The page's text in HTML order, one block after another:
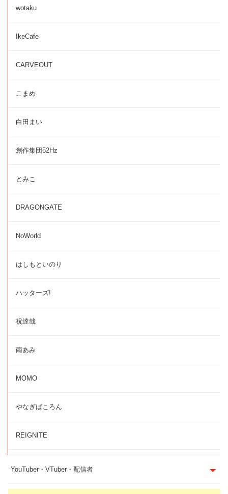
wotaku
IkeCafe
CARVEOUT
こまめ
白田まい
創作集団52Hz
とみこ
DRAGONGATE
NoWorld
はしもといのり
ハッターズ!
祝達哉
南あみ
MOMO
やなぎばころん
REIGNITE
YouTuber・VTuber・配信者